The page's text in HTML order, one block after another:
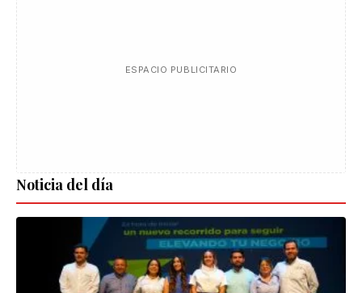
ESPACIO PUBLICITARIO
Noticia del día